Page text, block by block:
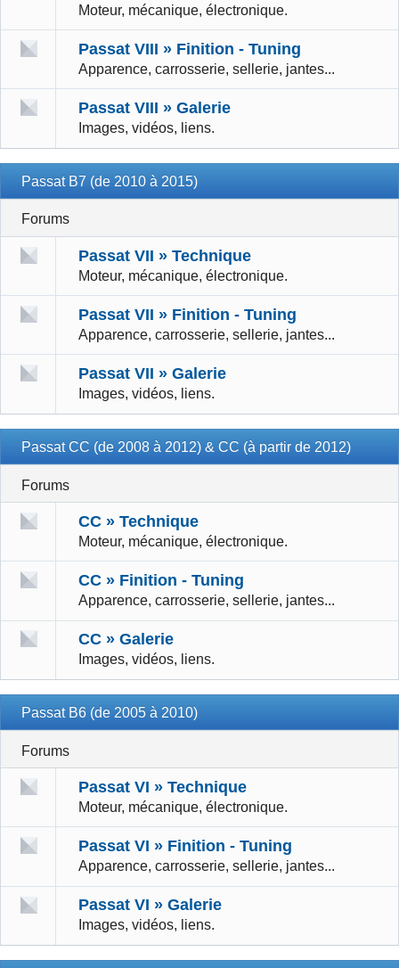
Moteur, mécanique, électronique.
Passat VIII » Finition - Tuning
Apparence, carrosserie, sellerie, jantes...
Passat VIII » Galerie
Images, vidéos, liens.
Passat B7 (de 2010 à 2015)
Forums
Passat VII » Technique
Moteur, mécanique, électronique.
Passat VII » Finition - Tuning
Apparence, carrosserie, sellerie, jantes...
Passat VII » Galerie
Images, vidéos, liens.
Passat CC (de 2008 à 2012) & CC (à partir de 2012)
Forums
CC » Technique
Moteur, mécanique, électronique.
CC » Finition - Tuning
Apparence, carrosserie, sellerie, jantes...
CC » Galerie
Images, vidéos, liens.
Passat B6 (de 2005 à 2010)
Forums
Passat VI » Technique
Moteur, mécanique, électronique.
Passat VI » Finition - Tuning
Apparence, carrosserie, sellerie, jantes...
Passat VI » Galerie
Images, vidéos, liens.